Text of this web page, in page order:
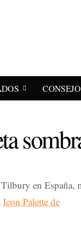
en España,
Icon Palette de